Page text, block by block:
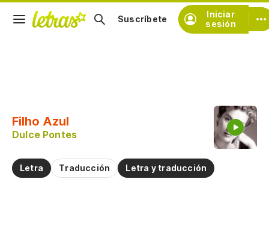
Iniciar
sesión
Suscríbete
Filho Azul
Dulce Pontes
Letra Traducción Letra y traducción
Practicar la pronunciación de